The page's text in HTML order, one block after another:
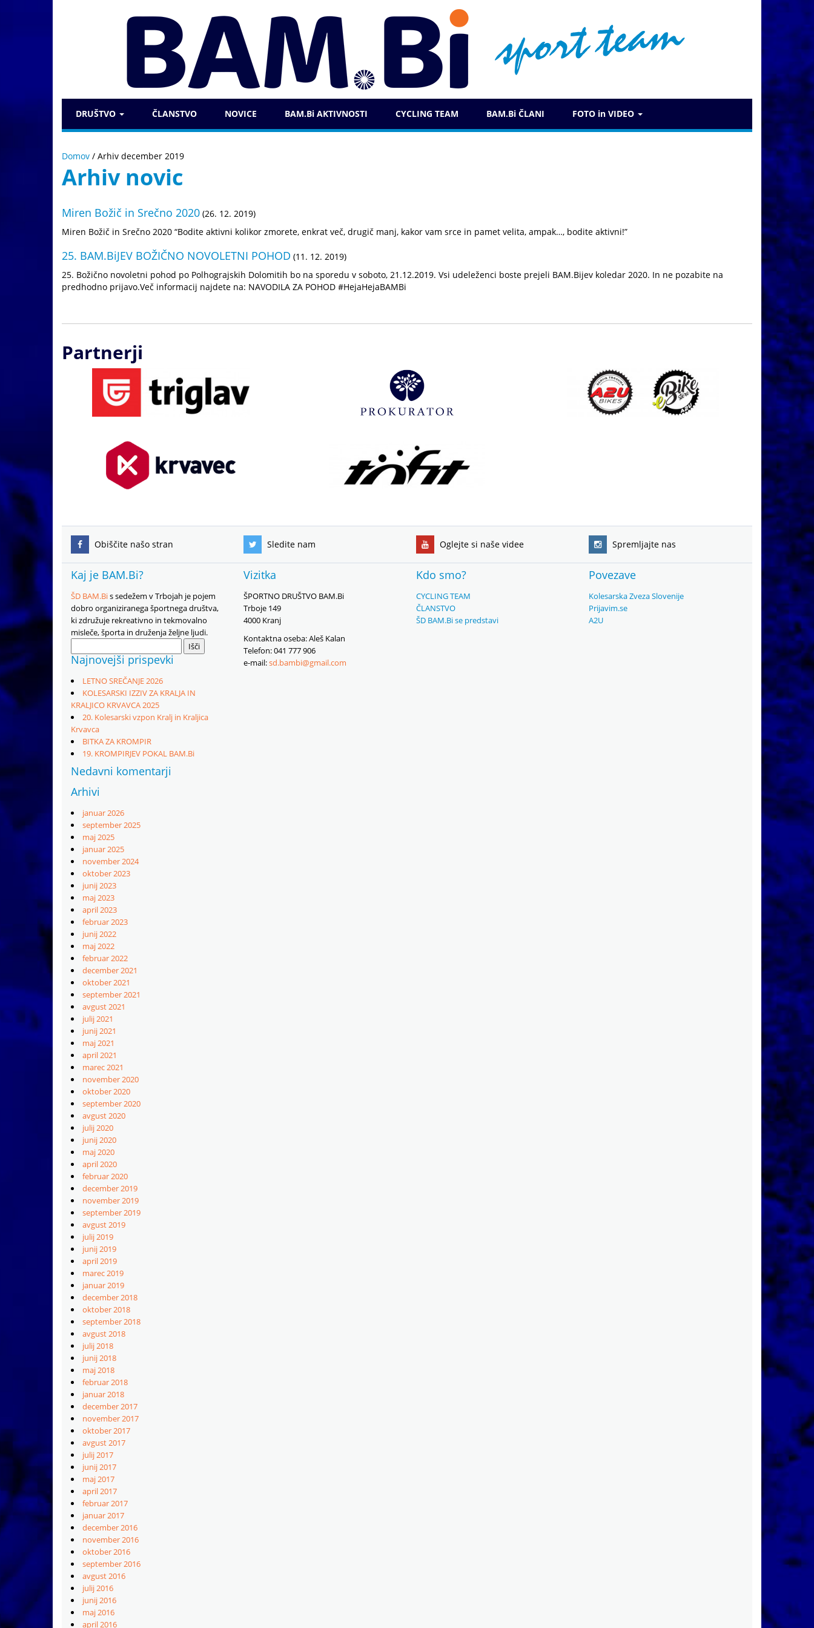
DRUŠTVO ČLANSTVO NOVICE BAM.Bi AKTIVNOSTI CYCLING TEAM BAM.Bi ČLANI FOTO in VIDEO
Domov / Arhiv december 2019
Arhiv novic
Miren Božič in Srečno 2020 (26. 12. 2019)
Miren Božič in Srečno 2020 “Bodite aktivni kolikor zmorete, enkrat več, drugič manj, kakor vam srce in pamet velita, ampak…, bodite aktivni!”
25. BAM.BiJEV BOŽIČNO NOVOLETNI POHOD (11. 12. 2019)
25. Božično novoletni pohod po Polhograjskih Dolomitih bo na sporedu v soboto, 21.12.2019. Vsi udeleženci boste prejeli BAM.Bijev koledar 2020. In ne pozabite na
predhodno prijavo.Več informacij najdete na: NAVODILA ZA POHOD #HejaHejaBAMBi
Partnerji
Obiščite našo stran Sledite nam Oglejte si naše videe Spremljajte nas
Kaj je BAM.Bi?
ŠD BAM.Bis sedežem v Trbojah je pojem
dobro organiziranega športnega društva,
ki združuje rekreativno in tekmovalno
misleče, športa in druženja željne ljudi.
Najnovejši prispevki
LETNO SREČANJE 2026
KOLESARSKI IZZIV ZA KRALJA IN
KRALJICO KRVAVCA 2025
20. Kolesarski vzpon Kralj in Kraljica
Krvavca
BITKA ZA KROMPIR
19. KROMPIRJEV POKAL BAM.Bi
Nedavni komentarji
Arhivi
januar 2026
september 2025
maj 2025
januar 2025
november 2024
oktober 2023
junij 2023
maj 2023
april 2023
februar 2023
junij 2022
maj 2022
februar 2022
december 2021
oktober 2021
september 2021
avgust 2021
julij 2021
junij 2021
maj 2021
april 2021
marec 2021
november 2020
oktober 2020
september 2020
avgust 2020
julij 2020
junij 2020
maj 2020
april 2020
februar 2020
december 2019
november 2019
september 2019
avgust 2019
julij 2019
junij 2019
april 2019
marec 2019
januar 2019
december 2018
oktober 2018
september 2018
avgust 2018
julij 2018
junij 2018
maj 2018
februar 2018
januar 2018
december 2017
november 2017
oktober 2017
avgust 2017
julij 2017
junij 2017
maj 2017
april 2017
februar 2017
januar 2017
december 2016
november 2016
oktober 2016
september 2016
avgust 2016
julij 2016
junij 2016
maj 2016
april 2016
Vizitka
ŠPORTNO DRUŠTVO BAM.Bi
Trboje 149
4000 Kranj
Kontaktna oseba: Aleš Kalan
Telefon: 041 777 906
e-mail:sd.bambi@gmail.com
Kdo smo?
CYCLING TEAM
ČLANSTVO
ŠD BAM.Bi se predstavi
Povezave
Kolesarska Zveza Slovenije
Prijavim.se
A2U